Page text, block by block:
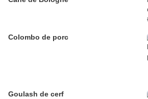
Colombo de porc
Goulash de cerf